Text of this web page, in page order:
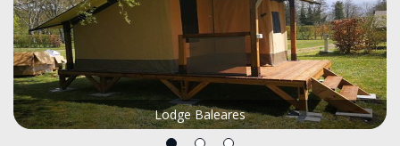
Lodge Baleares